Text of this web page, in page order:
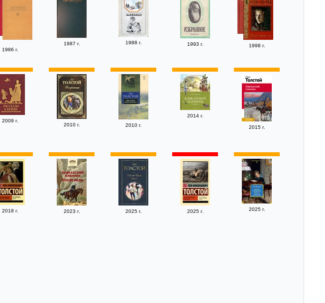
1986 г.
1987 г. 1988 г. 1993 г. 1998 г.
2009 г.
2010 г. 2010 г.
2014 г.
2015 г.
2018 г. 2023 г. 2025 г. 2025 г. 2025 г.